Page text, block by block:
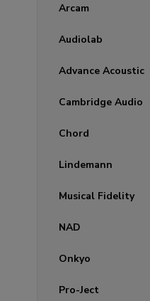
Arcam
Audiolab
Advance Acoustic
Cambridge Audio
Chord
Lindemann
Musical Fidelity
NAD
Onkyo
Pro-Ject